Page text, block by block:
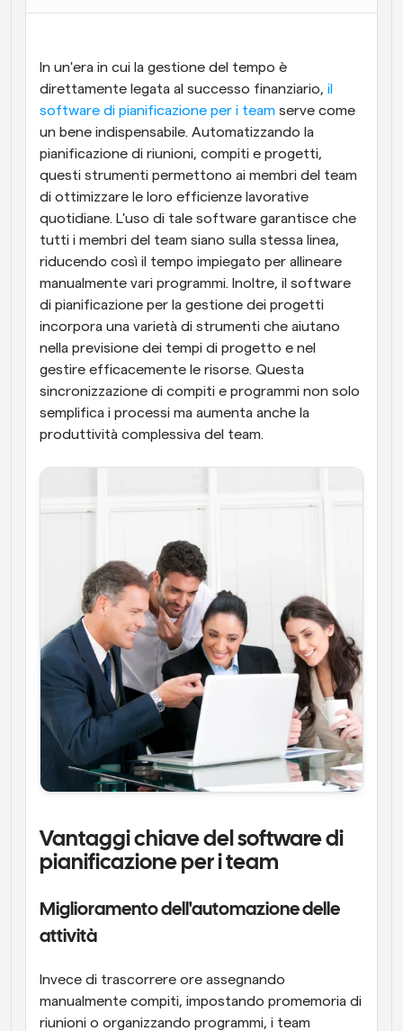
Programmazione potenziata con chiamate
supportate dall'IA
Blog
Rimani aggiornato con le ultime notizie e aggiornamenti
Riunioni Instantanee
Incontrare i clienti in pochi minuti
Link di Gruppo Dinamico
Prenota senza sforzo riunioni con più persone
Webhook
Ricevi una notifica quando succede qualcosa
In un'era in cui la gestione del tempo è
direttamente legata al successo finanziario, il
software di pianificazione per i team serve come
un bene indispensabile. Automatizzando la
pianificazione di riunioni, compiti e progetti,
questi strumenti permettono ai membri del team
di ottimizzare le loro efficienze lavorative
quotidiane. L'uso di tale software garantisce che
tutti i membri del team siano sulla stessa linea,
riducendo così il tempo impiegato per allineare
manualmente vari programmi. Inoltre, il software
di pianificazione per la gestione dei progetti
incorpora una varietà di strumenti che aiutano
nella previsione dei tempi di progetto e nel
gestire efficacemente le risorse. Questa
sincronizzazione di compiti e programmi non solo
semplifica i processi ma aumenta anche la
produttività complessiva del team.
Vantaggi chiave del software di
pianificazione per i team
Miglioramento dell'automazione delle
attività
Invece di trascorrere ore assegnando
manualmente compiti, impostando promemoria di
riunioni o organizzando programmi, i team